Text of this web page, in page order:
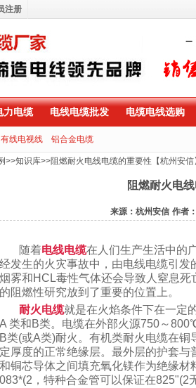
力电缆 电线电缆批发 电缆电线选购
有线电视线 铝合金电缆
>>知识库>>阻燃耐火电线电缆的重要性【杭州安信
阻燃耐火电
来源：杭州安信 作者
随着电线电缆在人们生产生活中的
经发生的火灾事故中，由电线电缆引
烟雾和HCL毒性气体还会导致人窒息
的阻燃性研究放到了重要的位置上。
耐火电缆就是在火焰条件下在一定
A 类和B类。电缆在外部火源750～
B类(或A类)耐火。有机类耐火电缆在
定厚度的正常绝缘层。最外层的护套
和铜芯导体之间填充氧化镁作为绝缘
083*(2，特种合金管可以保证在825"(2
注册